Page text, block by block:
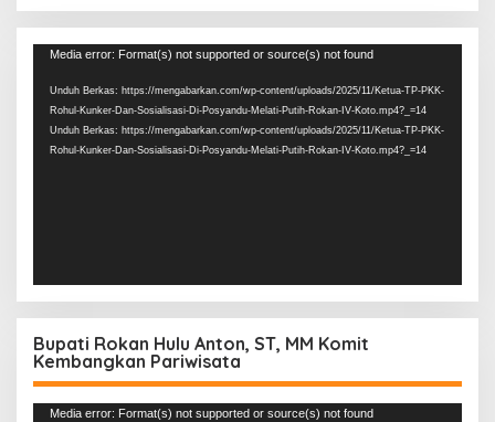
Pemutar
Media error: Format(s) not supported or source(s) not found
Unduh Berkas: https://mengabarkan.com/wp-content/uploads/2025/11/Ketua-TP-PKK-
Rohul-Kunker-Dan-Sosialisasi-Di-Posyandu-Melati-Putih-Rokan-IV-Koto.mp4?_=14
Unduh Berkas: https://mengabarkan.com/wp-content/uploads/2025/11/Ketua-TP-PKK-
Rohul-Kunker-Dan-Sosialisasi-Di-Posyandu-Melati-Putih-Rokan-IV-Koto.mp4?_=14
Bupati Rokan Hulu Anton, ST, MM Komit
Kembangkan Pariwisata
Pemutar
Media error: Format(s) not supported or source(s) not found